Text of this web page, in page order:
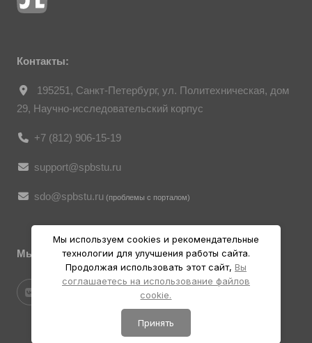
гражданина», все фотоматериалы
Контакты:
195251, Санкт-Петербург, ул. Политехническая, дом
29, Научно-исследовательский корпус
+7 (812) 906-15-19
support@spbstu.ru
sdo@spbstu.ru (проблемы с порталом)
Мы в социальных ресурсах
Мы используем cookies и рекомендательные
технологии для улучшения работы сайта.
Продолжая использовать этот сайт, Вы
соглашаетесь на использование файлов
cookie.
Принять